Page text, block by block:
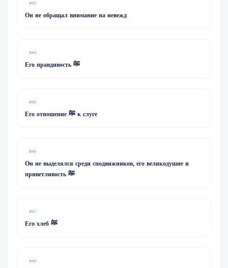
#43
Он не обращал внимание на невежд
#44
Его правдивость ﷺ
#45
Его отношение ﷺ к слуге
#46
Он не выделялся среди сподвижников, его великодушие и
приветливость ﷺ
#47
Его хлеб ﷺ
#48